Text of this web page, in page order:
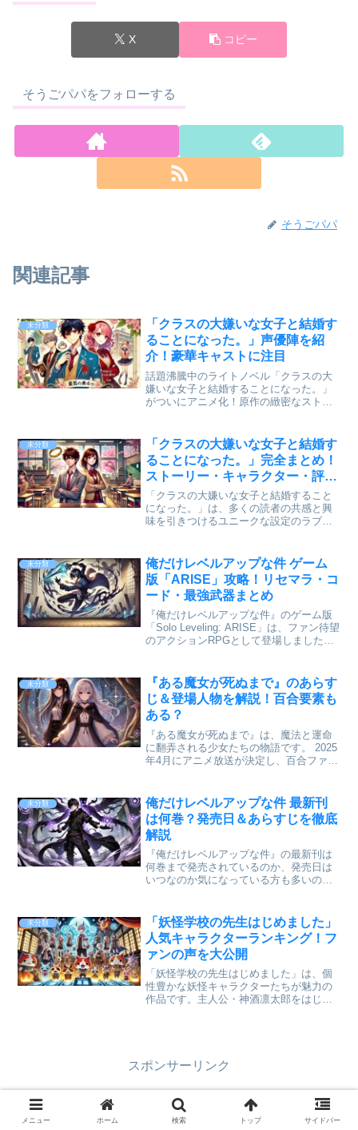
X コピー
そうごパパをフォローする
そうごパパ
関連記事
未分類
「クラスの大嫌いな女子と結婚す
ることになった。」声優陣を紹
介！豪華キャストに注目
話題沸騰中のライトノベル「クラスの大
嫌いな女子と結婚することになった。」
がついにアニメ化！原作の緻密なストー
す。この記事では、キャラクターを彩る
主要キャストのプロフィール...
未分類
「クラスの大嫌いな女子と結婚す
ることになった。」完全まとめ！
ストーリー・キャラクター・評価
を徹底解説
「クラスの大嫌いな女子と結婚すること
になった。」は、多くの読者の共感と興
味を引きつけるユニークな設定のラブコ
介、そして読者やファンからの評価を詳
しくまとめました。この作品...
未分類
俺だけレベルアップな件 ゲーム
版「ARISE」攻略！リセマラ・コ
ード・最強武器まとめ
『俺だけレベルアップな件』のゲーム版
「Solo Leveling: ARISE」は、ファン待望
のアクションRPGとして登場しました。
しめます。 この記事では、リセマラ...
未分類
『ある魔女が死ぬまで』のあらす
じ＆登場人物を解説！百合要素も
ある？
『ある魔女が死ぬまで』は、魔法と運命
に翻弄される少女たちの物語です。 2025
年4月にアニメ放送が決定し、百合ファン
や主要キャラクターの紹介、百合要素の
有無**につ...
未分類
俺だけレベルアップな件 最新刊
は何巻？発売日＆あらすじを徹底
解説
『俺だけレベルアップな件』の最新刊は
何巻まで発売されているのか、発売日は
いつなのか気になっている方も多いので
しく解説します。また、今後の展開予想
や続編の情報についても...
未分類
「妖怪学校の先生はじめました」
人気キャラクターランキング！フ
ァンの声を大公開
「妖怪学校の先生はじめました」は、個
性豊かな妖怪キャラクターたちが魅力の
作品です。主人公・神酒凛太郎をはじ
スポンサーリンク
メニュー ホーム 検索 トップ サイドバー